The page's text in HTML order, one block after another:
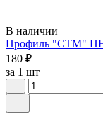
В наличии
Профиль "СТМ" ПН
180 ₽
за 1 шт